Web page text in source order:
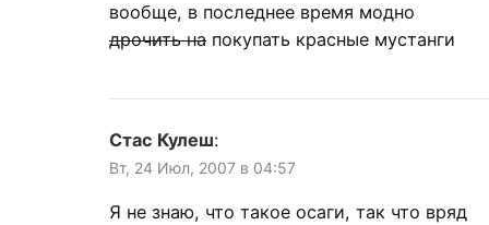
вообще, в последнее время модно
дрочить на покупать красные мустанги
Стас Кулеш:
Вт, 24 Июл, 2007 в 04:57
Я не знаю, что такое осаги, так что вряд